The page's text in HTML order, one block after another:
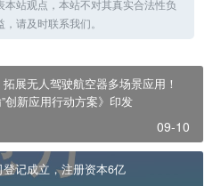
站观点，本站不对其真实合法性负
请及时联系我们。
展无人驾驶航空器多场景应用！
创新应用行动方案》印发
09-10
记成立，注册资本6亿